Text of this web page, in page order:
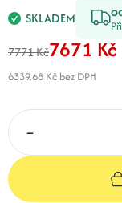
SKLADEM
7771 Kč7671 Kč
6339.68 Kč bez DPH
–